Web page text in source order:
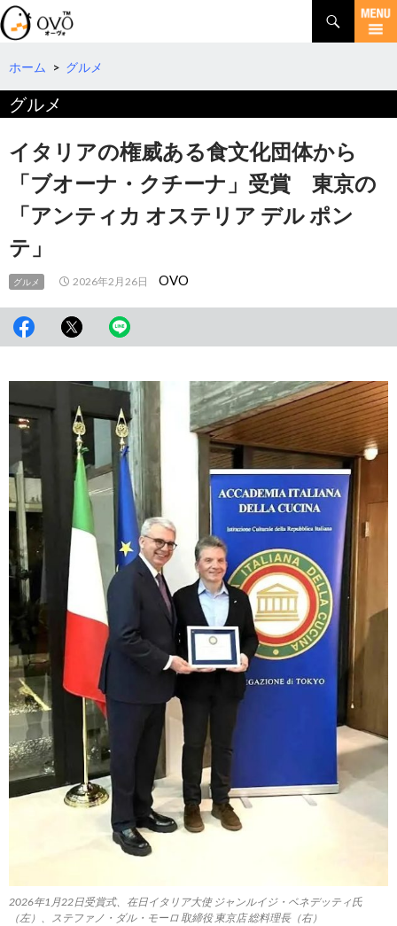
検
索
コ
テ
ツ
へ
ホーム > グルメ
グルメ
イタリアの権威ある食文化団体から
「ブオーナ・クチーナ」受賞 東京の
「アンティカ オステリア デル ポン
テ」
グルメ 2026年2月26日 OVO
2026年1月22日受賞式、在日イタリア大使 ジャンルイジ・ベネデッティ氏
（左）、ステファノ・ダル・モーロ 取締役 東京店 総料理長（右）